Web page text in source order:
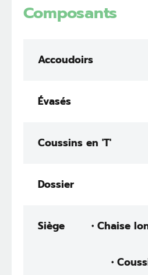
Composants
Accoudoirs
Évasés
Coussins en 'T'
Dossier
Siège
• Chaise
•